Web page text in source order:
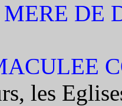
DE
les